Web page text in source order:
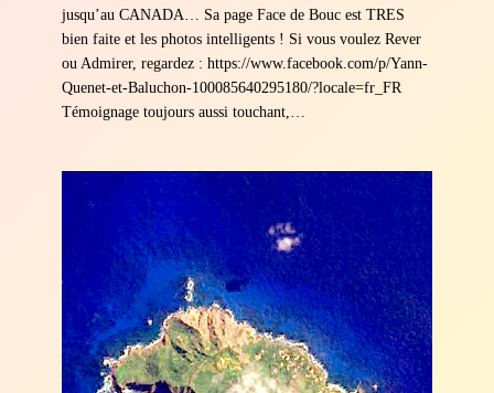
jusqu’au CANADA… Sa page Face de Bouc est TRES
bien faite et les photos intelligents ! Si vous voulez Rever
ou Admirer, regardez : https://www.facebook.com/p/Yann-
Quenet-et-Baluchon-100085640295180/?locale=fr_FR
Témoignage toujours aussi touchant,…